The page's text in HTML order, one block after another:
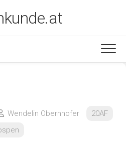
Wendelin Obernhofer
20AF